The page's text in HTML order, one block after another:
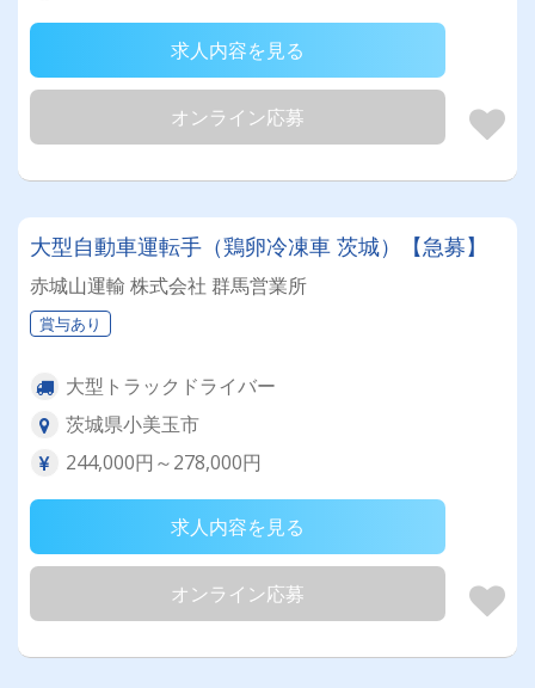
求人内容を見る
オンライン応募
大型自動車運転手（鶏卵冷凍車 茨城）【急募】
赤城山運輸 株式会社 群馬営業所
賞与あり
大型トラックドライバー
茨城県小美玉市
244,000円～278,000円
求人内容を見る
オンライン応募